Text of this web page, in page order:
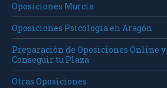
Oposiciones Murcia
Oposiciones Psicología en Aragón
Preparación de Oposiciones Online
Conseguir tu Plaza
Otras Oposiciones